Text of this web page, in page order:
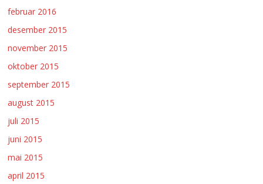
februar 2016
desember 2015
november 2015
oktober 2015
september 2015
august 2015
juli 2015
juni 2015
mai 2015
april 2015